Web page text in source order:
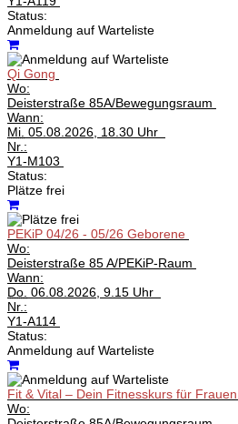
Status:
Anmeldung auf Warteliste
Qi Gong
Wo:
Deisterstraße 85A/Bewegungsraum
Wann:
Mi. 05.08.2026, 18.30 Uhr
Nr.:
Y1-M103
Status:
Plätze frei
PEKiP 04/26 - 05/26 Geborene
Wo:
Deisterstraße 85 A/PEKiP-Raum
Wann:
Do. 06.08.2026, 9.15 Uhr
Nr.:
Y1-A114
Status:
Anmeldung auf Warteliste
Fit & Vital – Dein Fitnesskurs für Frauen
Wo: